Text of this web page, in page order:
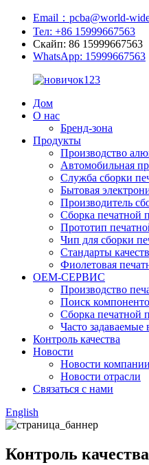
Email：pcba@world-
Тел: +86 15999667563
Скайп: 86 15999667563
WhatsApp: 15999667563
Дом
О нас
Бренд-зона
Продукты
Производство
Автомобильная
Служба сборки
Бытовая
Производитель
Сборка печатной
Прототип
Чип для сборки
Стандарты
Фиолетовая
OEM-СЕРВИС
Производство
Поиск
Сборка печатной
Часто задаваемые
Контроль качества
Новости
Новости компании
Новости отрасли
Связаться с нами
English
Контроль качества